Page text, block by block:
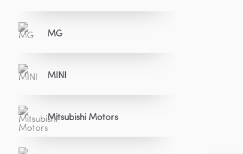
MG
MINI
Mitsubishi Motors